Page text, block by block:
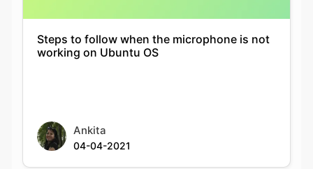
Steps to follow when the microphone is not
working on Ubuntu OS
Ankita
04-04-2021